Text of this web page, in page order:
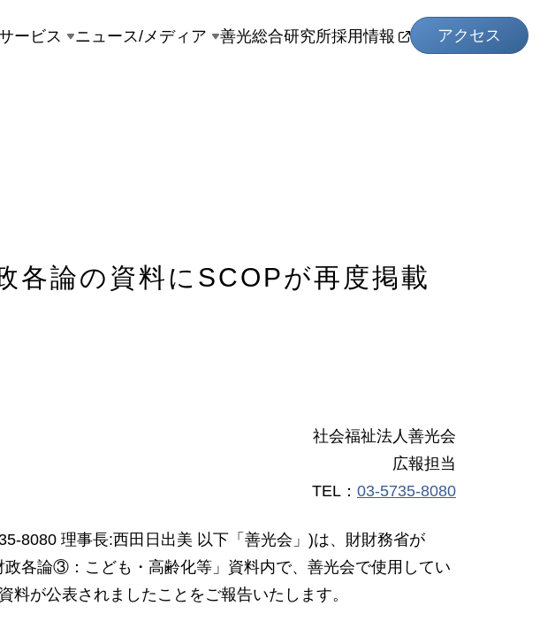
ービス ニュース/メディア 善光総合研究所採用情報 アクセス
各論の資料にSCOPが再度掲載
社会福祉法人善光会
広報担当
TEL： 03-5735-8080
8080 理事長:西田日出美 以下「善光会」)は、財財務省が
各論③：こども・高齢化等」資料内で、善光会で使用してい
が公表されましたことをご報告いたします。